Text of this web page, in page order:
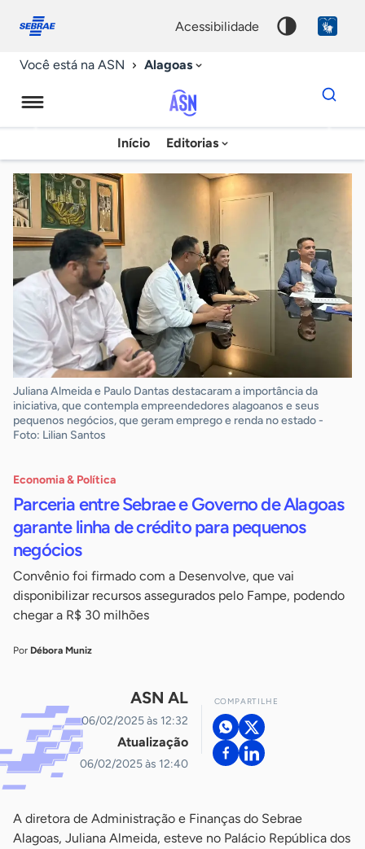
conosco
acessibilidade
Você está na ASN Alagoas
Agência
Sebrae
de
Notícias
Início Editorias
Dados
para
chave
Juliana Almeida e Paulo Dantas destacaram a importância da
iniciativa, que contempla empreendedores alagoanos e seus
pequenos negócios, que geram emprego e renda no estado -
Foto: Lilian Santos
Economia & Política
Parceria entre Sebrae e Governo de Alagoas
garante linha de crédito para pequenos
negócios
Convênio foi firmado com a Desenvolve, que vai
disponibilizar recursos assegurados pelo Fampe, podendo
chegar a R$ 30 milhões
Por Débora Muniz
ASN AL
06/02/2025 às 12:32
Atualização
06/02/2025 às 12:40
COMPARTILHE
A diretora de Administração e Finanças do Sebrae
Alagoas, Juliana Almeida, esteve no Palácio República dos